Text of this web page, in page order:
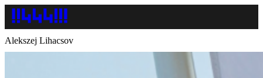
Alekszej Lihacsov